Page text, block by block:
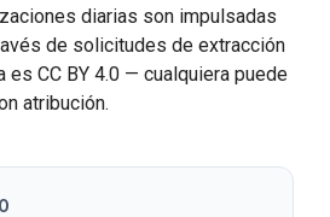
diarias son impulsadas
de solicitudes de extracción
es CC BY 4.0 — cualquiera puede
atribución.